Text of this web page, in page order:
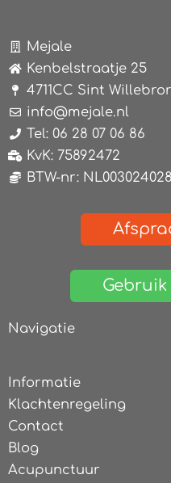
Mejale
Kenbelstraatje 25
4711CC Sint
info@mejale.nl
Tel: 06 28 07 06 86
KvK: 75892472
BTW-nr:
Navigatie
Informatie
Klachtenregeling
Contact
Blog
Acupunctuur